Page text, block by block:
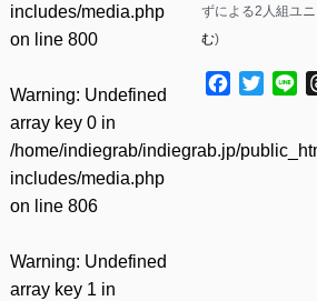
includes/media.php
on line 800
Warning: Undefined
array key 0 in
/home/indiegrab/indiegrab.jp/
includes/media.php
on line 806
Warning: Undefined
array key 1 in
ずによる2人組ユ
む)
Facebook
Twitter